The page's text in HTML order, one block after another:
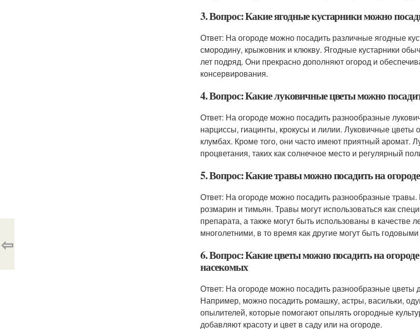
3. Вопрос: Какие ягодные кустарники можно
Ответ: На огороде можно посадить различные ягодные
смородину, крыжовник и клюкву. Ягодные кустарники
лет подряд. Они прекрасно дополняют огород и
консервирования.
4. Вопрос: Какие луковичные цветы можно
Ответ: На огороде можно посадить разнообразные
нарциссы, гиацинты, крокусы и лилии. Луковичные цветы
клумбах. Кроме того, они часто имеют приятный аромат.
процветания, таких как солнечное место и регулярный
5. Вопрос: Какие травы можно посадить на огороде
Ответ: На огороде можно посадить разнообразные
розмарин и тимьян. Травы могут использоваться как
препарата, а также могут быть использованы в качестве
многолетними, в то время как другие могут быть
6. Вопрос: Какие цветы можно посадить на
насекомых
Ответ: На огороде можно посадить разнообразные цветы
Например, можно посадить ромашку, астры, васильки,
опылителей, которые помогают опылять огородные
добавляют красоту и цвет в саду или на огороде.
⇦